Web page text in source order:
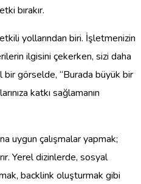
bırakır.
yollarından biri. İşletmenizin
ilgisini çekerken, sizi daha
görselde, “Burada büyük bir
katkı sağlamanın
uygun çalışmalar yapmak;
Yerel dizinlerde, sosyal
backlink oluşturmak gibi